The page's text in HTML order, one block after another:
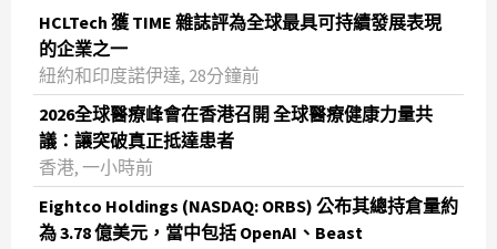
HCLTech 獲 TIME 雜誌評為全球最具可持續發展表現
的企業之一
紐約和印度諾伊達, 28分鐘前
2026全球醫療峰會在香港召開 全球醫療健康力量共
議：讓突破真正抵達患者
香港, 一小時前
Eightco Holdings (NASDAQ: ORBS) 公布其總持倉量約
為 3.78 億美元，當中包括 OpenAI、Beast